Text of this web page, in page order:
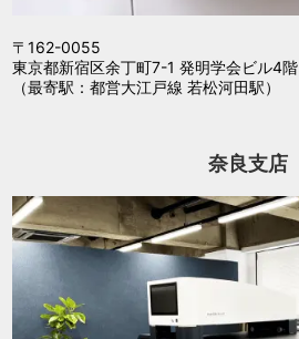
〒162-0055
東京都新宿区余丁町7-1 発明学会ビル4階
（最寄駅：都営大江戸線 若松河田駅）
奈良支店